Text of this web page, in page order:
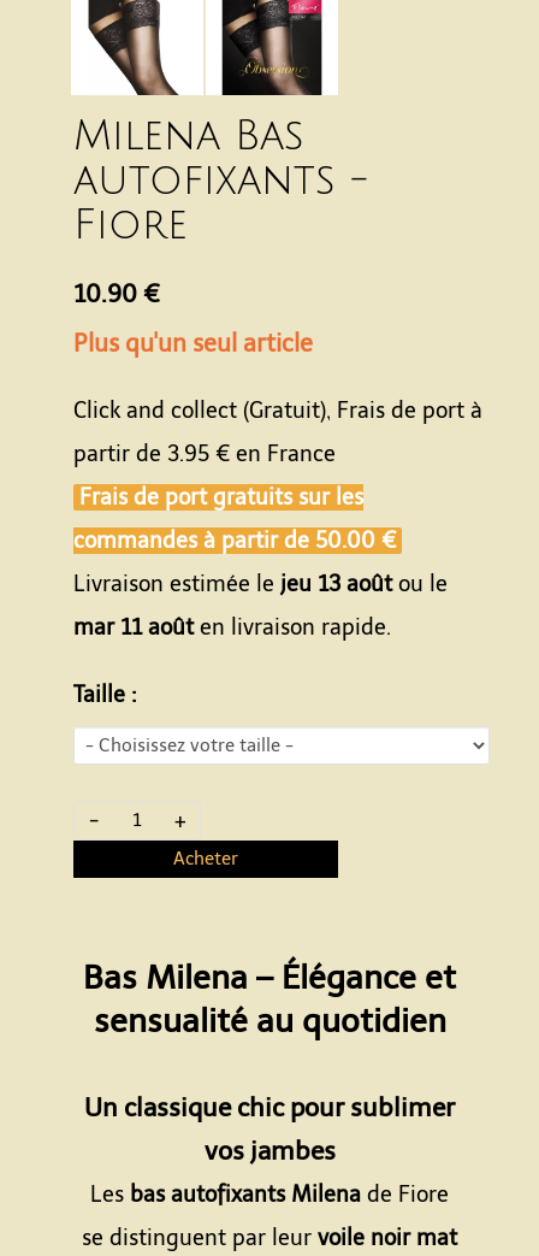
Milena Bas
autofixants -
Fiore
10.90 €
Plus qu'un seul article
Click and collect (Gratuit), Frais de port à
partir de 3.95 € en France
Frais de port gratuits sur les
commandes à partir de 50.00 €
Livraison estimée le jeu 13 aoûtou le
mar 11 aoûten livraison rapide.
Taille :
- +
Acheter
Bas Milena – Élégance et
sensualité au quotidien
Un classique chic pour sublimer
vos jambes
Les bas autofixants Milena de Fiore
se distinguent par leur voile noir mat